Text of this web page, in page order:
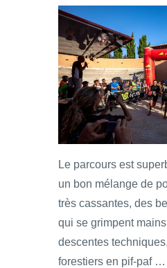
Le parcours est
un bon mélange de
très cassantes, des
qui se grimpent
descentes
forestiers en pif-paf …